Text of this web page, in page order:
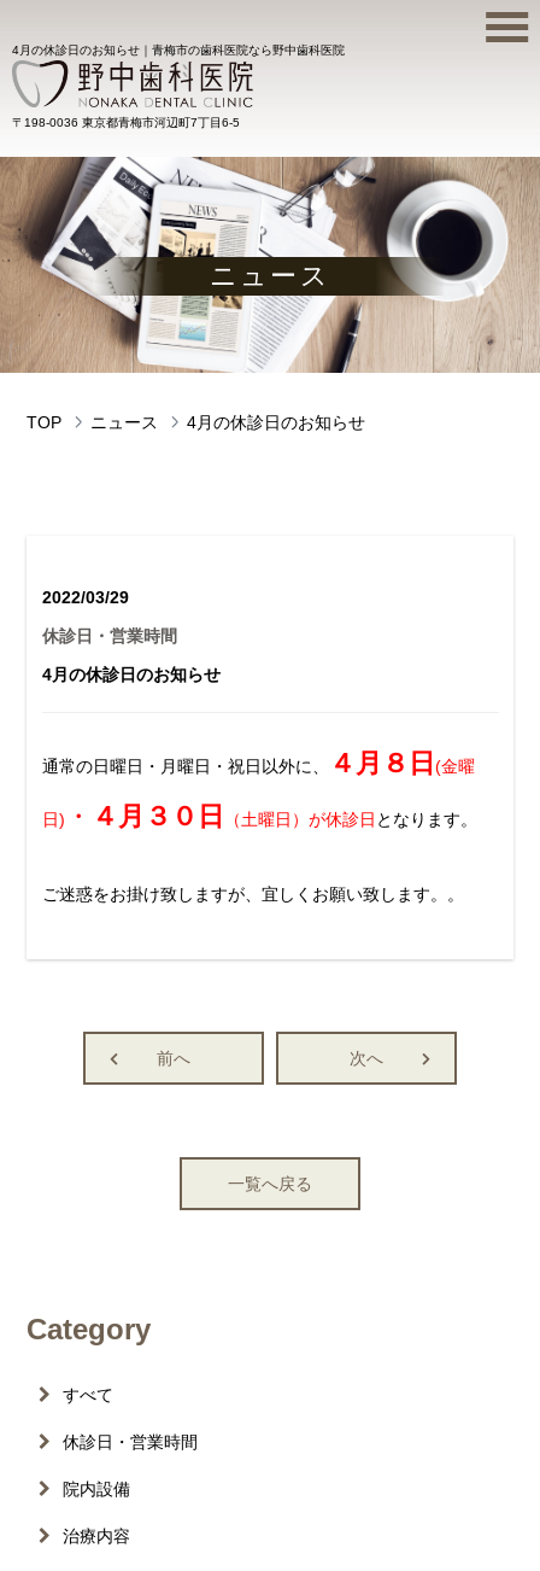
4月の休診日のお知らせ｜青梅市の歯科医院なら野中歯科医院
〒198-0036 東京都青梅市河辺町7丁目6-5
ニュース
TOP ニュース 4月の休診日のお知らせ
2022/03/29
休診日・営業時間
4月の休診日のお知らせ
通常の日曜日・月曜日・祝日以外に、 ４ 月８日 (金曜
日) ・ ４ 月３０日 （土曜日）が休診日 となります。
ご迷惑をお掛け致しますが、宜しくお願い致します。。
前へ 次へ
一覧へ戻る
Category
すべて
休診日・営業時間
院内設備
治療内容